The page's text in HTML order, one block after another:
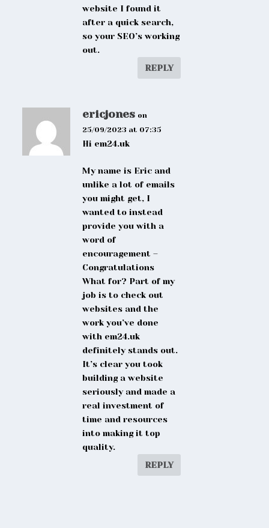
website I found it
after a quick search,
so your SEO’s working
out.
REPLY
ericjones on
25/09/2023 at 07:35
Hi em24.uk
My name is Eric and
unlike a lot of emails
you might get, I
wanted to instead
provide you with a
word of
encouragement –
Congratulations
What for? Part of my
job is to check out
websites and the
work you’ve done
with em24.uk
definitely stands out.
It’s clear you took
building a website
seriously and made a
real investment of
time and resources
into making it top
quality.
REPLY